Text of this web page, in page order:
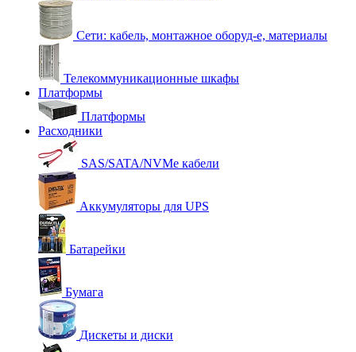
Сети: кабель, монтажное оборуд-е, материалы
Телекоммуникационные шкафы
Платформы
Платформы
Расходники
SAS/SATA/NVMe кабели
Аккумуляторы для UPS
Батарейки
Бумага
Дискеты и диски